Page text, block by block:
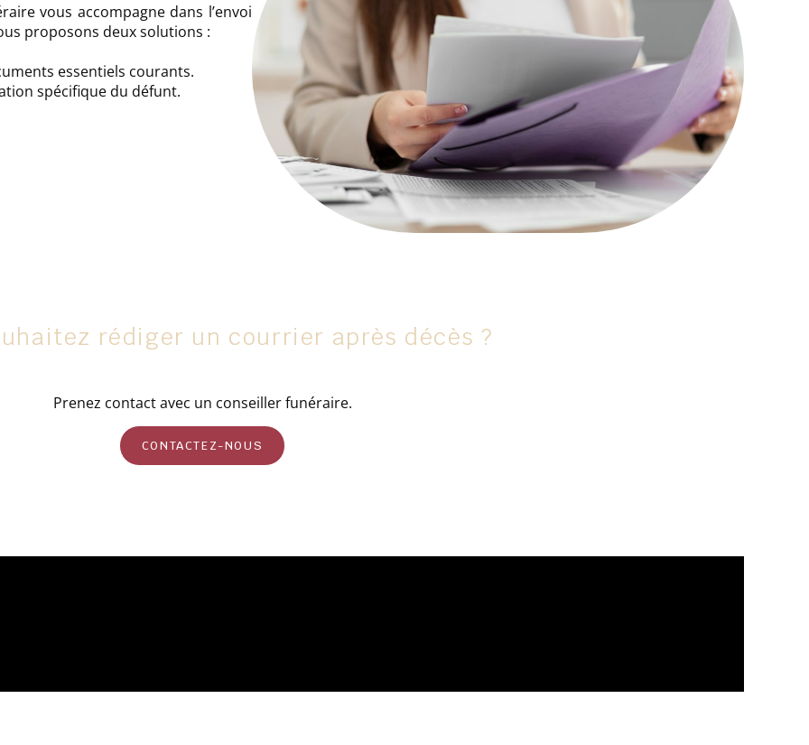
vous accompagne dans l’envoi
proposons deux solutions :
essentiels courants.
spécifique du défunt.
rédiger un courrier après décès ?
Prenez contact avec un conseiller funéraire.
CONTACTEZ-NOUS